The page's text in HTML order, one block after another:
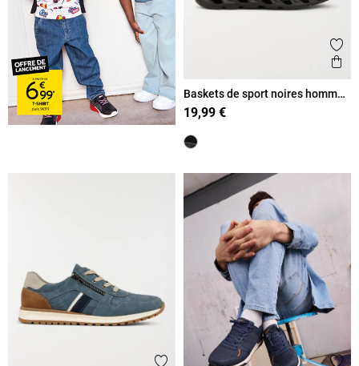
Baskets de sport noires homme
(40-45)
19,99 €